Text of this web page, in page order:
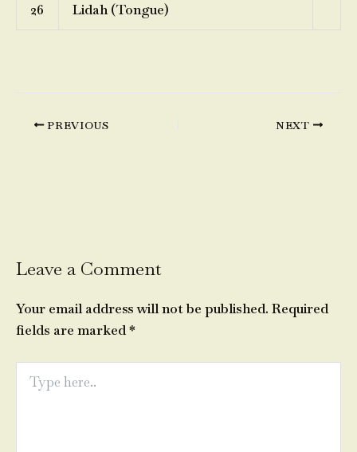
26 Lidah (Tongue)
PREVIOUS NEXT
Leave a Comment
Your email address will not be published. Required
fields are marked*
here..